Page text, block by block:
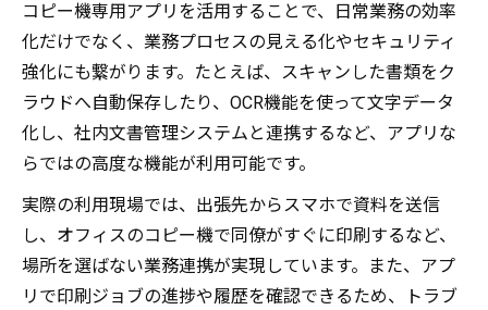
コピー機専用アプリを活用することで、日常業務の効率
化だけでなく、業務プロセスの見える化やセキュリティ
強化にも繋がります。たとえば、スキャンした書類をク
ラウドへ自動保存したり、OCR機能を使って文字データ
化し、社内文書管理システムと連携するなど、アプリな
らではの高度な機能が利用可能です。
実際の利用現場では、出張先からスマホで資料を送信
し、オフィスのコピー機で同僚がすぐに印刷するなど、
場所を選ばない業務連携が実現しています。また、アプ
リで印刷ジョブの進捗や履歴を確認できるため、トラブ